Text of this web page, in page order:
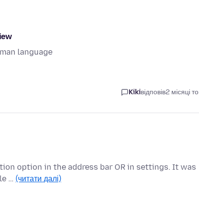
language
Kikiвідповів2 місяці
option in the address bar OR in settings. It was
… (читати далі)